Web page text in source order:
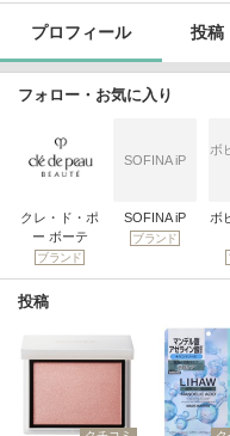
プロフィール 投稿
フォロー・お気に入り
クレ・ド・ポ
ー ボーテ
ブランド
SOFINA iP
SOFINA iP
ブランド
ボ
ボ
投稿